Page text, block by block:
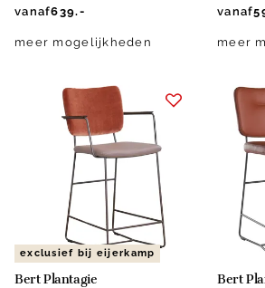
vanaf639.-
meer mogelijkheden
vanaf
meer
exclusief bij eijerkamp
Bert Plantagie Bert